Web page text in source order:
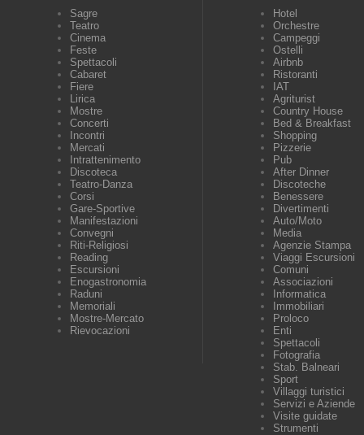
Sagre
Teatro
Cinema
Feste
Spettacoli
Cabaret
Fiere
Lirica
Mostre
Concerti
Incontri
Mercati
Intrattenimento
Discoteca
Teatro-Danza
Corsi
Gare-Sportive
Manifestazioni
Convegni
Riti-Religiosi
Reading
Escursioni
Enogastronomia
Raduni
Memoriali
Mostre-Mercato
Rievocazioni
Hotel
Orchestre
Campeggi
Ostelli
Airbnb
Ristoranti
IAT
Agriturist
Country House
Bed & Breakfast
Shopping
Pizzerie
Pub
After Dinner
Discoteche
Benessere
Divertimenti
Auto/Moto
Media
Agenzie Stampa
Viaggi Escursioni
Comuni
Associazioni
Informatica
Immobiliari
Proloco
Enti
Spettacoli
Fotografia
Stab. Balneari
Sport
Villaggi turistici
Servizi e Aziende
Visite guidate
Strumenti